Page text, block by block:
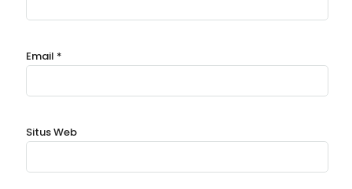
Email *
Situs Web